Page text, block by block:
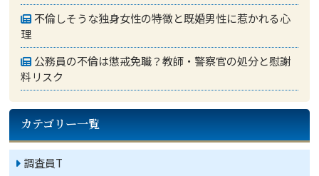
不倫しそうな独身女性の特徴と既婚男性に惹かれる心
理
公務員の不倫は懲戒免職？教師・警察官の処分と慰謝
料リスク
カテゴリー一覧
調査員T